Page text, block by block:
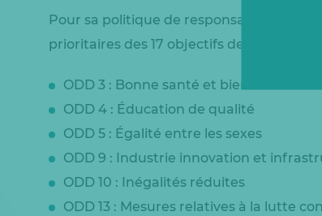
Pour sa politique de responsabilité
prioritaires des 17 objectifs de
ODD 3 : Bonne santé et bien-être
ODD 4 : Éducation de qualité
ODD 5 : Égalité entre les sexes
ODD 9 : Industrie innovation et
ODD 10 : Inégalités réduites
ODD 13 : Mesures relatives à la lutte